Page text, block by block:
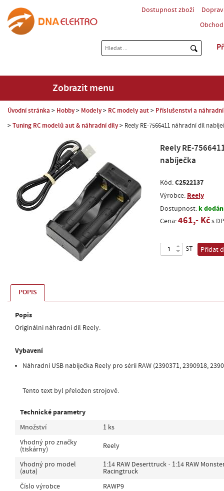
Dostupnost zboží
Zobrazit menu
Úvodní stránka Hobby Modely RC modely aut Příslušenství a
Tuning RC modelů aut & náhradní díly Reely RE-7566411 náhradní díl
Reely RE-
nabíječka
Kód:C2522137
Výrobce: Reely
Dostupnost:k
Cena:461,- Kčs
ST Přidat
POPIS
Popis
Originální náhradní díl Reely.
Vybavení
Náhradní USB nabíječka Reely pro sérii RAW (2390371, 2390918,
Tento text byl přeložen strojově.
Technické parametry
Množství
1 ks
Vhodný pro značky
(tiskárny)
Reely
Vhodný pro model
(auta)
1:14 RAW Deserttruck · 1:14 RAW
Racingtruck
Číslo výrobce
RAWP9